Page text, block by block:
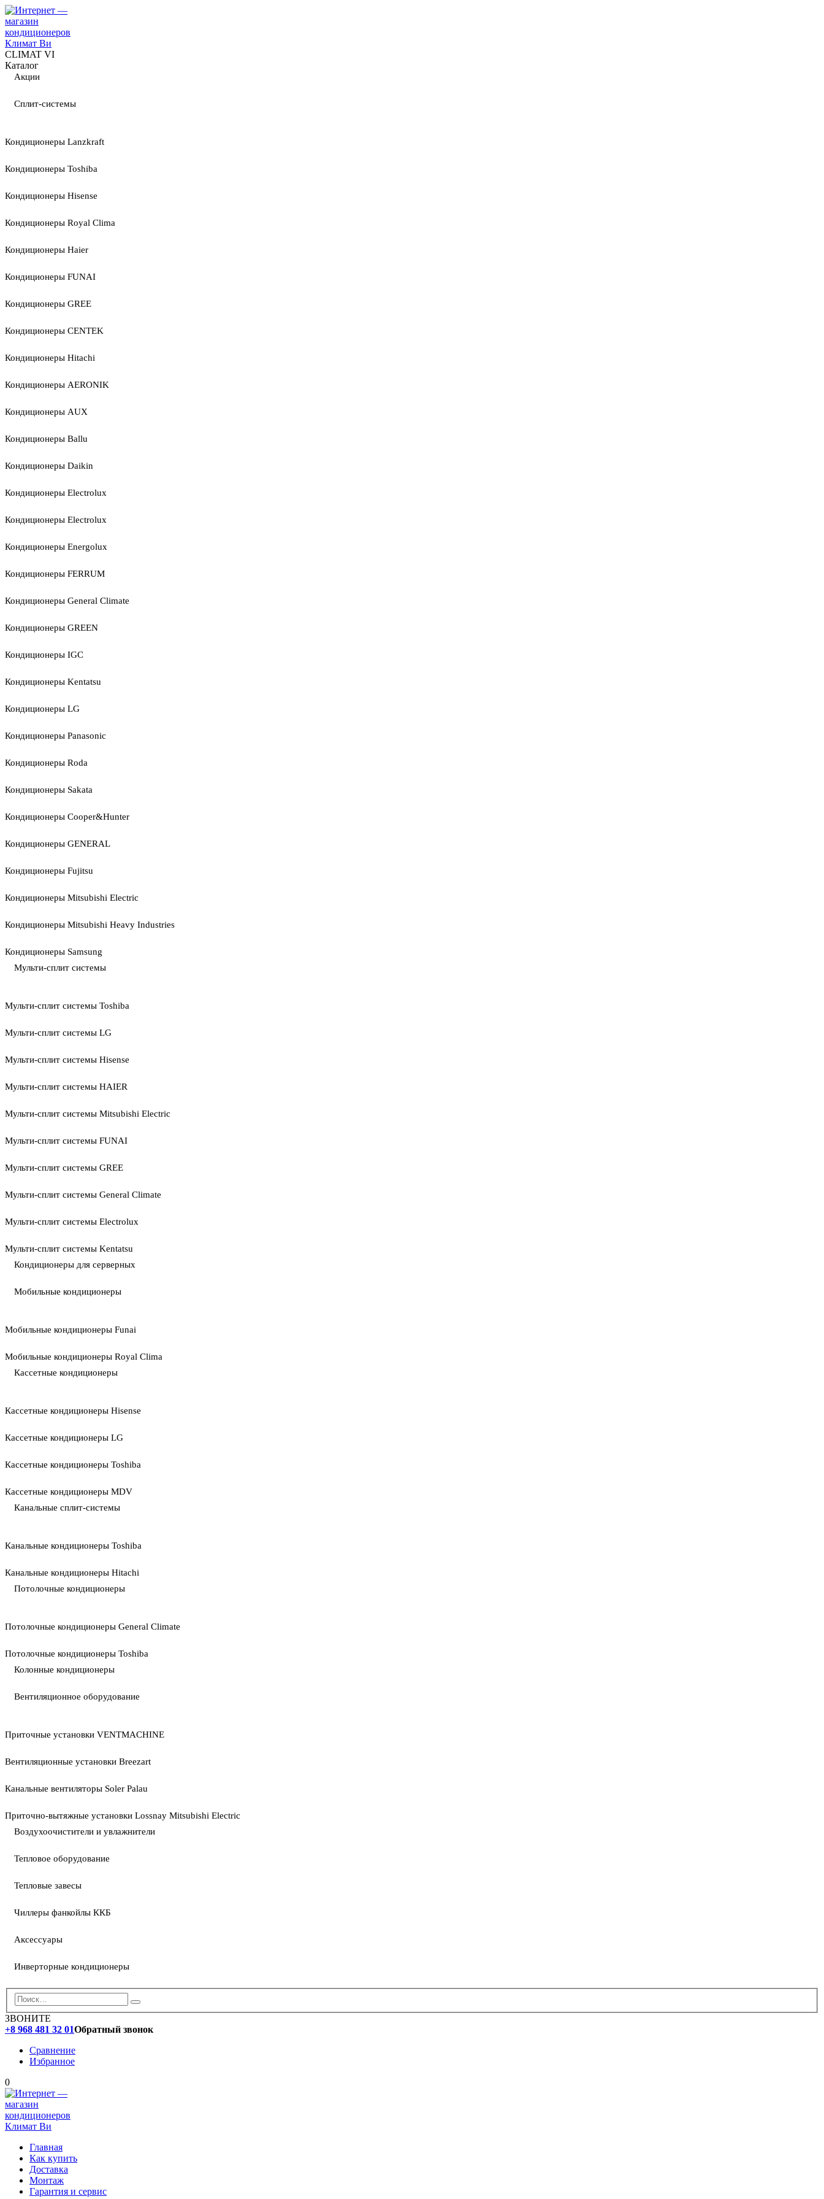
CLIMAT VI
Каталог
Акции
Сплит-системы
Кондиционеры Lanzkraft
Кондиционеры Toshiba
Кондиционеры Hisense
Кондиционеры Royal Clima
Кондиционеры Haier
Кондиционеры FUNAI
Кондиционеры GREE
Кондиционеры CENTEK
Кондиционеры Hitachi
Кондиционеры AERONIK
Кондиционеры AUX
Кондиционеры Ballu
Кондиционеры Daikin
Кондиционеры Electrolux
Кондиционеры Electrolux
Кондиционеры Energolux
Кондиционеры FERRUM
Кондиционеры General Climate
Кондиционеры GREEN
Кондиционеры IGC
Кондиционеры Kentatsu
Кондиционеры LG
Кондиционеры Panasonic
Кондиционеры Roda
Кондиционеры Sakata
Кондиционеры Cooper&Hunter
Кондиционеры GENERAL
Кондиционеры Fujitsu
Кондиционеры Mitsubishi Electric
Кондиционеры Mitsubishi Heavy Industries
Кондиционеры Samsung
Мульти-сплит системы
Мульти-сплит системы Toshiba
Мульти-сплит системы LG
Мульти-сплит системы Hisense
Мульти-сплит системы HAIER
Мульти-сплит системы Mitsubishi Electric
Мульти-сплит системы FUNAI
Мульти-сплит системы GREE
Мульти-сплит системы General Climate
Мульти-сплит системы Electrolux
Мульти-сплит системы Kentatsu
Кондиционеры для серверных
Мобильные кондиционеры
Мобильные кондиционеры Funai
Мобильные кондиционеры Royal Clima
Кассетные кондиционеры
Кассетные кондиционеры Hisense
Кассетные кондиционеры LG
Кассетные кондиционеры Toshiba
Кассетные кондиционеры MDV
Канальные сплит-системы
Канальные кондиционеры Toshiba
Канальные кондиционеры Hitachi
Потолочные кондиционеры
Потолочные кондиционеры General Climate
Потолочные кондиционеры Toshiba
Колонные кондиционеры
Вентиляционное оборудование
Приточные установки VENTMACHINE
Вентиляционные установки Breezart
Канальные вентиляторы Soler Palau
Приточно-вытяжные установки Lossnay Mitsubishi Electric
Воздухоочистители и увлажнители
Тепловое оборудование
Тепловые завесы
Чиллеры фанкойлы ККБ
Аксессуары
Инверторные кондиционеры
ЗВОНИТЕ
+8 968 481 32 01Обратный звонок
Сравнение
Избранное
0
Главная
Как купить
Доставка
Монтаж
Гарантия и сервис